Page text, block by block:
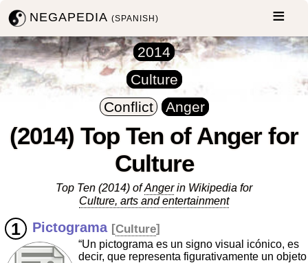
NEGAPEDIA(SPANISH)
2014
Culture
Conflict
Anger
(2014) Top Ten of Anger for
Culture
Top Ten (2014) ofAngerin Wikipedia for
Culture, arts and entertainment
Pictograma [Culture]
“Un pictograma es un signo visual icónico, es
decir, que representa figurativamente un objeto